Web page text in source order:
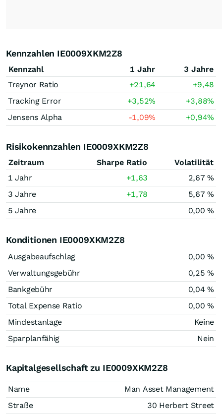
Kennzahlen IE0009XKM2Z8
Kennzahl 1 Jahr
3 Jahre
Treynor Ratio
+21,64
+9,48
Tracking Error
+3,52% +3,88%
Jensens Alpha
-1,09% +0,94%
Risikokennzahlen IE0009XKM2Z8
Zeitraum Sharpe Ratio
Volatilität
1 Jahr
+1,63
2,67 %
3 Jahre
+1,78
5,67 %
5 Jahre
0,00 %
Konditionen IE0009XKM2Z8
Ausgabeaufschlag
0,00 %
Verwaltungsgebühr
0,25 %
Bankgebühr
0,04 %
Total Expense Ratio
0,00 %
Mindestanlage
Keine
Sparplanfähig
Nein
Kapitalgesellschaft zu IE0009XKM2Z8
Name
Man Asset Management
Straße
30 Herbert Street